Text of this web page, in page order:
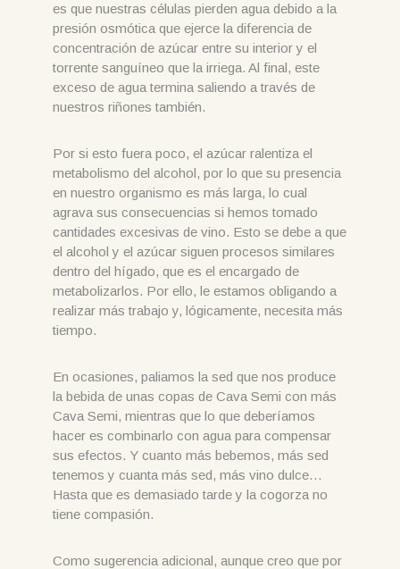
es que nuestras células pierden agua debido a la
presión osmótica que ejerce la diferencia de
concentración de azúcar entre su interior y el
torrente sanguíneo que la irriega. Al final, este
exceso de agua termina saliendo a través de
nuestros riñones también.
Por si esto fuera poco, el azúcar ralentiza el
metabolismo del alcohol, por lo que su presencia
en nuestro organismo es más larga, lo cual
agrava sus consecuencias si hemos tomado
cantidades excesivas de vino. Esto se debe a que
el alcohol y el azúcar siguen procesos similares
dentro del hígado, que es el encargado de
metabolizarlos. Por ello, le estamos obligando a
realizar más trabajo y, lógicamente, necesita más
tiempo.
En ocasiones, paliamos la sed que nos produce
la bebida de unas copas de Cava Semi con más
Cava Semi, mientras que lo que deberíamos
hacer es combinarlo con agua para compensar
sus efectos. Y cuanto más bebemos, más sed
tenemos y cuanta más sed, más vino dulce…
Hasta que es demasiado tarde y la cogorza no
tiene compasión.
Como sugerencia adicional, aunque creo que por